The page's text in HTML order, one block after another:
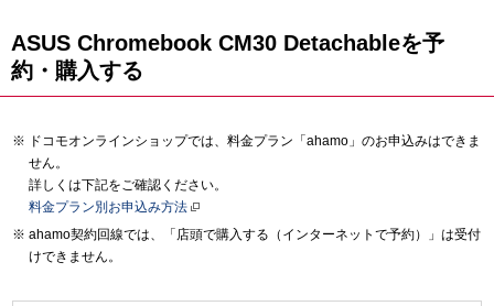
ASUS Chromebook CM30 Detachableを予
約・購入する
ドコモオンラインショップでは、料金プラン「ahamo」のお申込みはできま
せん。
詳しくは下記をご確認ください。
料金プラン別お申込み方法
ahamo契約回線では、「店頭で購入する（インターネットで予約）」は受付
けできません。